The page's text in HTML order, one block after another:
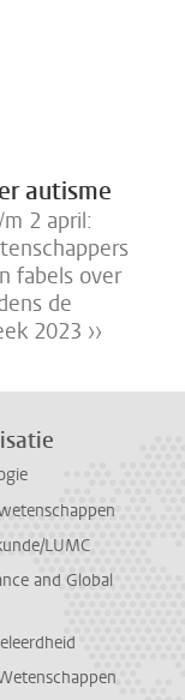
autisme
2 april:
fabels over
de
2023 ››
LUMC
and Global